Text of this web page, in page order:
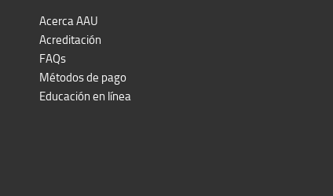
Acerca AAU
Acreditación
FAQs
Métodos de pago
Educación en línea